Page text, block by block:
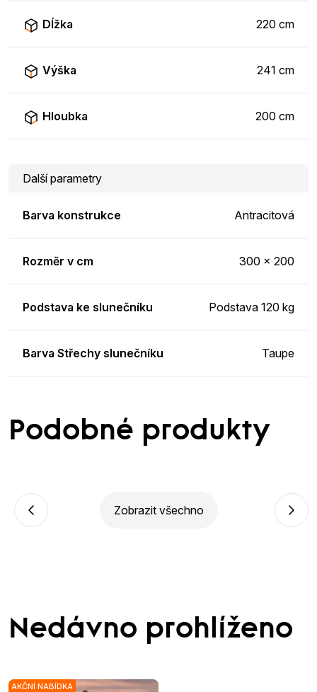
Dĺžka 220 cm
Výška 241 cm
Hloubka 200 cm
Další parametry
Barva konstrukce Antracitová
Rozměr v cm 300 x 200
Podstava ke slunečníku Podstava 120 kg
Barva Střechy slunečníku Taupe
Podobné produkty
Zobrazit všechno
Nedávno prohlíženo
AKČNÍ NABÍDKA